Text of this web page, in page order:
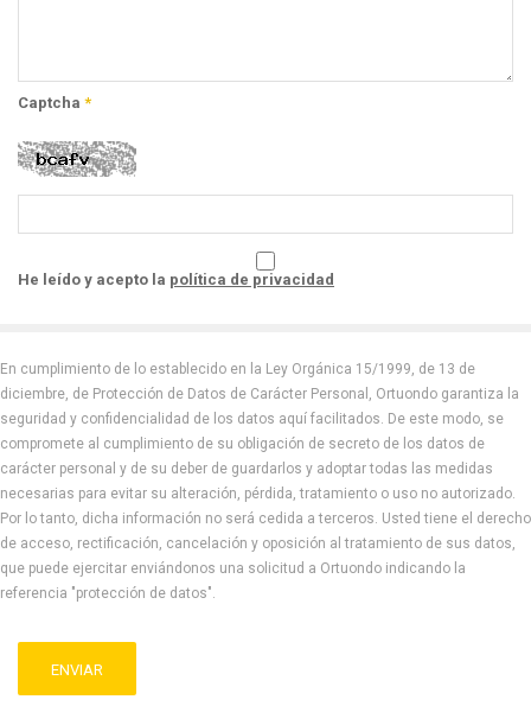
Captcha *
He leído y acepto la política de privacidad
En cumplimiento de lo establecido en la Ley Orgánica 15/1999, de 13 de
diciembre, de Protección de Datos de Carácter Personal, Ortuondo garantiza la
seguridad y confidencialidad de los datos aquí facilitados. De este modo, se
compromete al cumplimiento de su obligación de secreto de los datos de
carácter personal y de su deber de guardarlos y adoptar todas las medidas
necesarias para evitar su alteración, pérdida, tratamiento o uso no autorizado.
Por lo tanto, dicha información no será cedida a terceros. Usted tiene el derecho
de acceso, rectificación, cancelación y oposición al tratamiento de sus datos,
que puede ejercitar enviándonos una solicitud a Ortuondo indicando la
referencia "protección de datos".
ENVIAR